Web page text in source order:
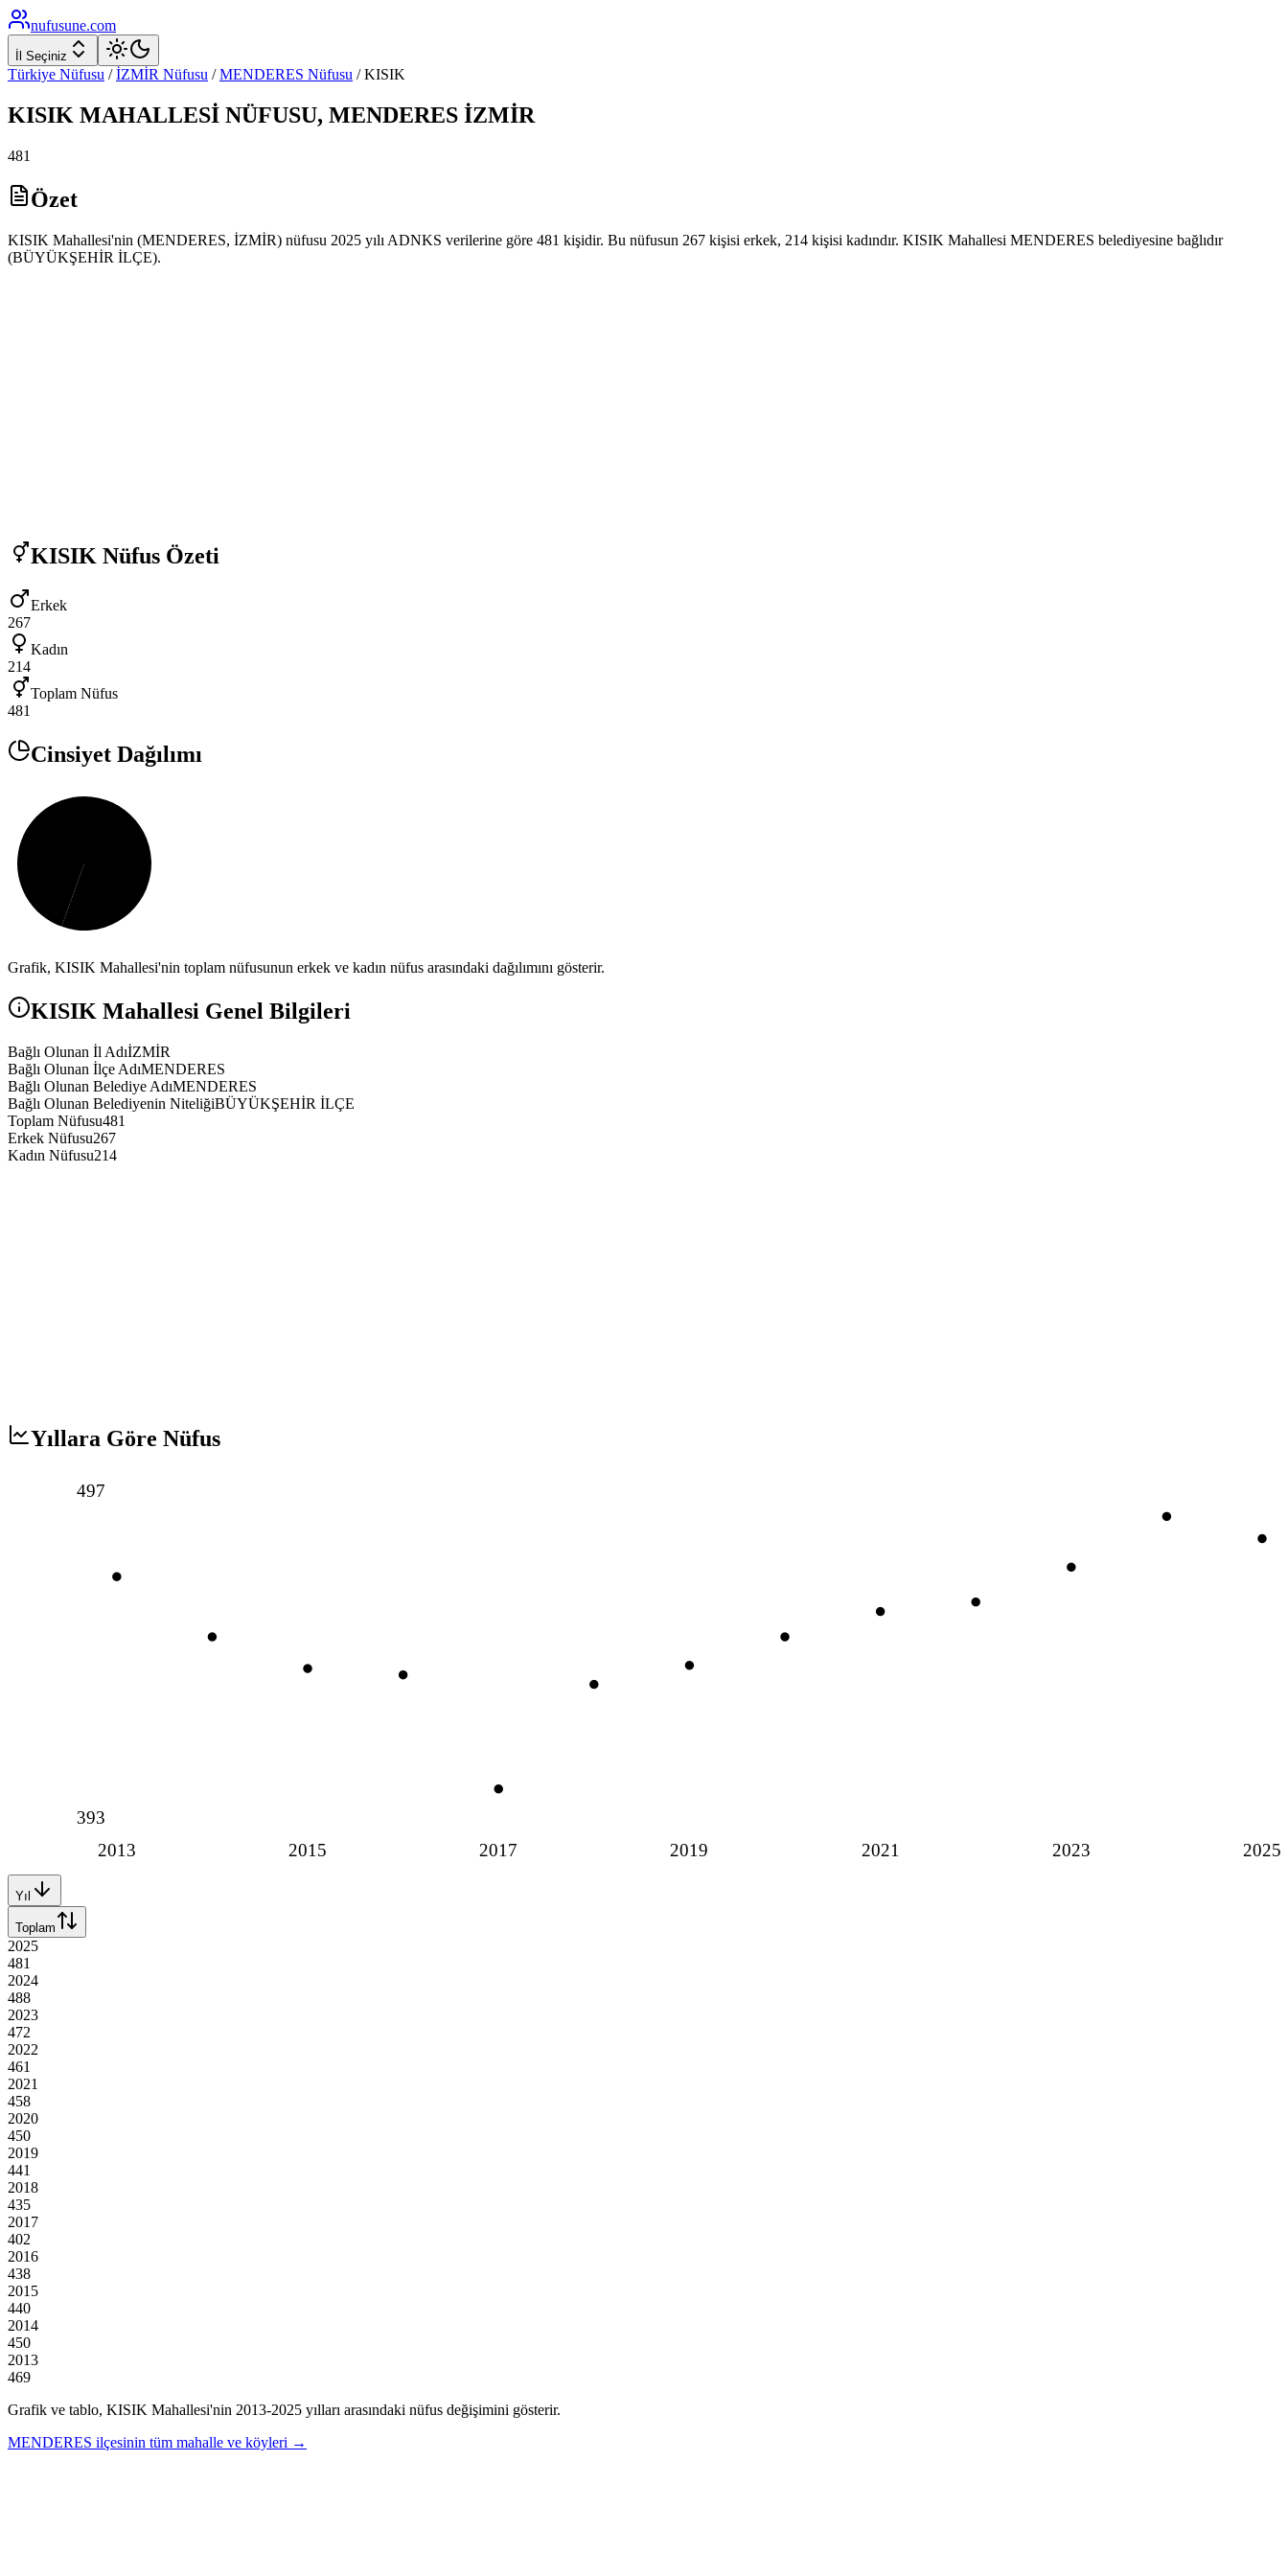
nufusune.com
İl Seçiniz
Türkiye Nüfusu / İZMİR Nüfusu / MENDERES Nüfusu /KISIK
KISIK MAHALLESİ NÜFUSU, MENDERES İZMİR
481
Özet
KISIK Mahallesi'nin (MENDERES, İZMİR) nüfusu 2025 yılı ADNKS verilerine göre 481 kişidir. Bu nüfusun 267 kişisi erkek, 214 kişisi kadındır. KISIK Mahallesi MENDERES belediyesine bağlıdır
(BÜYÜKŞEHİR İLÇE).
KISIK Nüfus Özeti
Erkek
267
Kadın
214
Toplam Nüfus
481
Cinsiyet Dağılımı
Grafik, KISIK Mahallesi'nin toplam nüfusunun erkek ve kadın nüfus arasındaki dağılımını gösterir.
KISIK Mahallesi Genel Bilgileri
Bağlı Olunan İl AdıİZMİR
Bağlı Olunan İlçe AdıMENDERES
Bağlı Olunan Belediye AdıMENDERES
Bağlı Olunan Belediyenin NiteliğiBÜYÜKŞEHİR İLÇE
Toplam Nüfusu481
Erkek Nüfusu267
Kadın Nüfusu214
Yıllara Göre Nüfus
2013 2015 2017 2019 2021 2023 2025
497
393
Yıl
Toplam
2025
481
2024
488
2023
472
2022
461
2021
458
2020
450
2019
441
2018
435
2017
402
2016
438
2015
440
2014
450
2013
469
Grafik ve tablo, KISIK Mahallesi'nin 2013-2025 yılları arasındaki nüfus değişimini gösterir.
MENDERES ilçesinin tüm mahalle ve köyleri →